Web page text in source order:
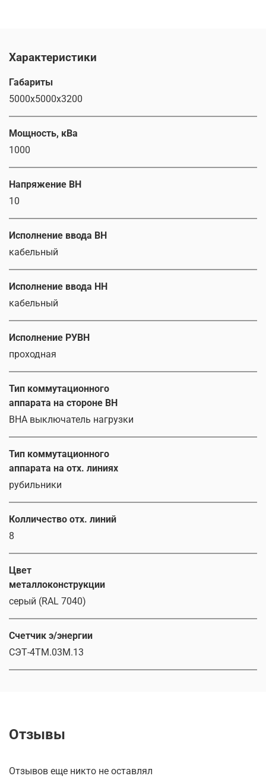
Характеристики
Габариты
5000х5000х3200
Мощность, кВа
1000
Напряжение ВН
10
Исполнение ввода ВН
кабельный
Исполнение ввода НН
кабельный
Исполнение РУВН
проходная
Тип коммутационного
аппарата на стороне ВН
ВНА выключатель нагрузки
Тип коммутационного
аппарата на отх. линиях
рубильники
Колличество отх. линий
8
Цвет
металлоконструкции
серый (RAL 7040)
Счетчик э/энергии
СЭТ-4ТМ.03М.13
Отзывы
Отзывов еще никто не оставлял